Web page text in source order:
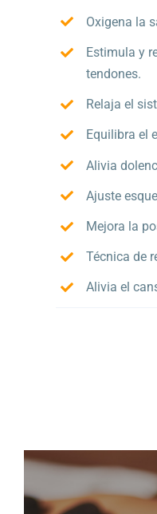
Oxigena la
Estimula y
tendones.
Relaja el
Equilibra el
Alivia
Ajuste
Mejora la
Técnica de
Alivia el